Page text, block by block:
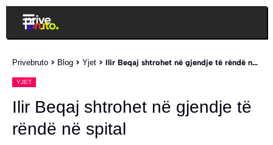
Privebruto > Blog > Yjet > Ilir Beqaj shtrohet në gjendje të rëndë në spital
YJET
Ilir Beqaj shtrohet në gjendje të
rëndë në spital